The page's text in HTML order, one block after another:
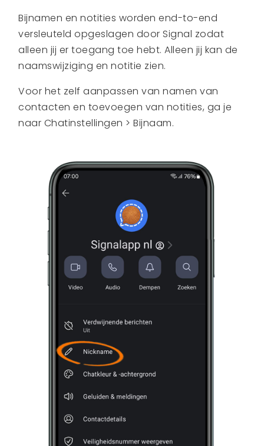
Bijnamen en notities worden end-to-end
versleuteld opgeslagen door Signal zodat
alleen jij er toegang toe hebt. Alleen jij kan de
naamswijziging en notitie zien.
Voor het zelf aanpassen van namen van
contacten en toevoegen van notities, ga je
naar Chatinstellingen > Bijnaam.